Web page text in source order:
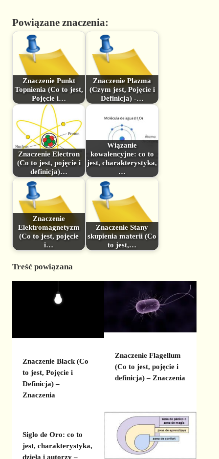
Powiązane znaczenia:
Znaczenie Punkt
Topnienia (Co to jest,
Pojęcie i…
Znaczenie Plazma
(Czym jest, Pojęcie i
Definicja) -…
Znaczenie Electron
(Co to jest, pojęcie i
definicja)…
Wiązanie
kowalencyjne: co to
jest, charakterystyka,
…
Znaczenie
Elektromagnetyzm
(Co to jest, pojęcie
i…
Znaczenie Stany
skupienia materii (Co
to jest,…
Treść powiązana
Znaczenie Black (Co
to jest, Pojęcie i
Definicja) –
Znaczenia
Znaczenie Flagellum
(Co to jest, pojęcie i
definicja) – Znaczenia
Siglo de Oro: co to
jest, charakterystyka,
dzieła i autorzy –